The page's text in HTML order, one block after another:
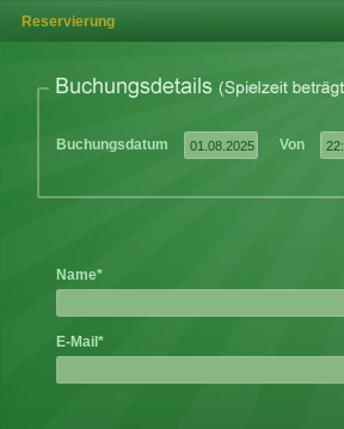
Reservierung
Buchungsdatum Von
Name*
E-Mail*